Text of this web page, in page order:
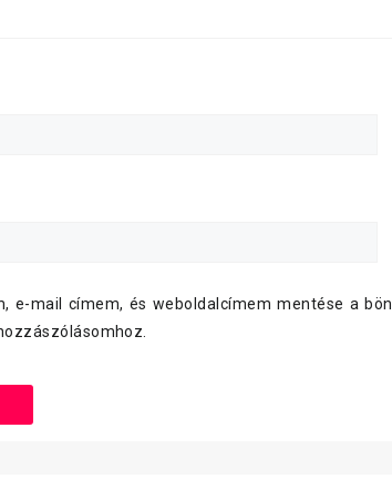
e-mail címem, és weboldalcímem mentése a